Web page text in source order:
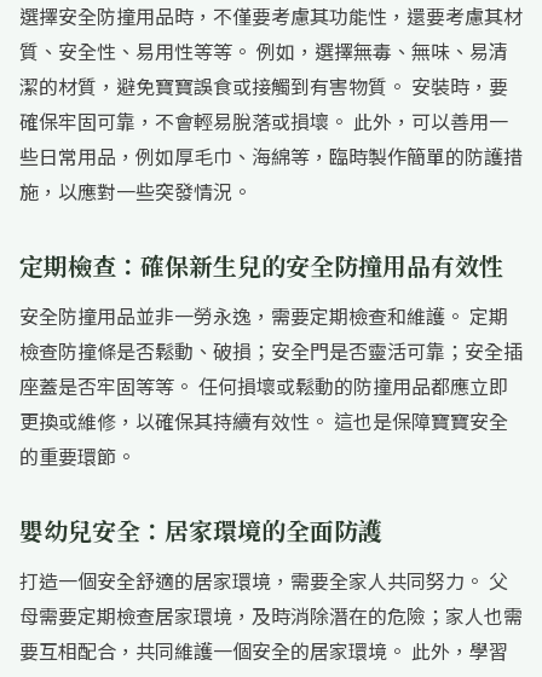
選擇安全防撞用品時，不僅要考慮其功能性，還要考慮其材
質、安全性、易用性等等。 例如，選擇無毒、無味、易清
潔的材質，避免寶寶誤食或接觸到有害物質。 安裝時，要
確保牢固可靠，不會輕易脫落或損壞。 此外，可以善用一
些日常用品，例如厚毛巾、海綿等，臨時製作簡單的防護措
施，以應對一些突發情況。
定期檢查：確保新生兒的安全防撞用品有效性
安全防撞用品並非一勞永逸，需要定期檢查和維護。 定期
檢查防撞條是否鬆動、破損；安全門是否靈活可靠；安全插
座蓋是否牢固等等。 任何損壞或鬆動的防撞用品都應立即
更換或維修，以確保其持續有效性。 這也是保障寶寶安全
的重要環節。
嬰幼兒安全：居家環境的全面防護
打造一個安全舒適的居家環境，需要全家人共同努力。 父
母需要定期檢查居家環境，及時消除潛在的危險；家人也需
要互相配合，共同維護一個安全的居家環境。 此外，學習